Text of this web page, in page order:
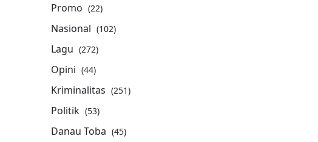
Promo (22)
Nasional (102)
Lagu (272)
Opini (44)
Kriminalitas (251)
Politik (53)
Danau Toba (45)